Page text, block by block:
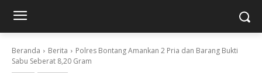
Beranda Berita
Polres Bontang Amankan 2 Pria dan Barang Bukti
Sabu Seberat 8,20 Gram